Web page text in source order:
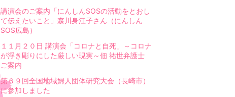
講演会のご案内「にんしんSOSの活動をとおし
て伝えたいこと」森川身江子さん（にんしん
SOS広島）
１１月２０日 講演会「コロナと自死」～コロナ
が浮き彫りにした厳しい現実～佃 祐世弁護士
ご案内
第６９回全国地域婦人団体研究大会（長崎市）
に参加しました